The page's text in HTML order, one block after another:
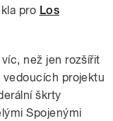
pro Los
než jen rozšířit
projektu
škrty
Spojenými